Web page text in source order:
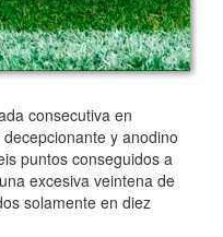
consecutiva en
y anodino
puntos conseguidos a
excesiva veintena de
solamente en diez